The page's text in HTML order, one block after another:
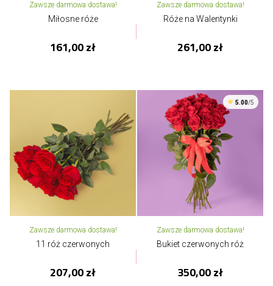
Zawsze darmowa dostawa!
Miłosne róże
161,00 zł
Zawsze darmowa dostawa!
Róże na Walentynki
261,00 zł
Zawsze darmowa dostawa!
11 róż czerwonych
207,00 zł
5.00/5
Zawsze darmowa dostawa!
Bukiet czerwonych róż
350,00 zł